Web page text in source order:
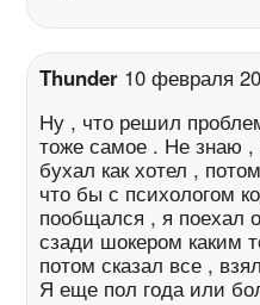
Thunder 10 февраля
Ну , что решил
тоже самое . Не знаю ,
бухал как хотел ,
что бы с психологом
пообщался , я поехал
сзади шокером каким
потом сказал все ,
Я еще пол года или